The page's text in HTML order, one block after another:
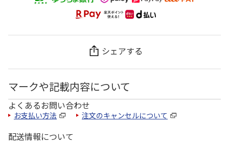
シェアする
マークや記載内容について
よくあるお問い合わせ
お支払い方法 注文のキャンセルについて
配送情報について